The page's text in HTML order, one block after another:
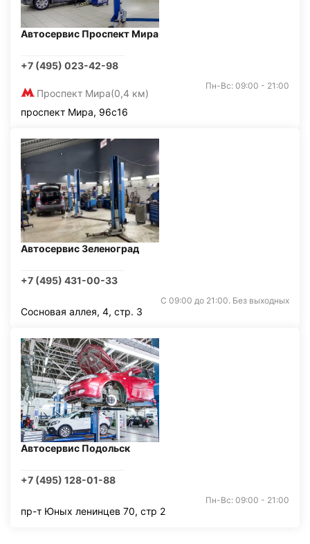
Автосервис Проспект Мира
+7 (495) 023-42-98
Проспект Мира(0,4 км)
Пн-Вс: 09:00 - 21:00
проспект Мира, 96с16
Автосервис Зеленоград
+7 (495) 431-00-33
С 09:00 до 21:00. Без выходных
Сосновая аллея, 4, стр. 3
Автосервис Подольск
+7 (495) 128-01-88
Пн-Вс: 09:00 - 21:00
пр-т Юных ленинцев 70, стр 2